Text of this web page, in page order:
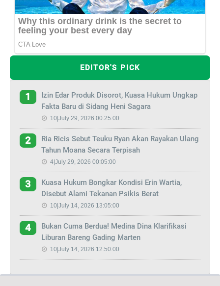
EDITOR'S PICK
1
Izin Edar Produk Disorot, Kuasa Hukum Ungkap
Fakta Baru di Sidang Heni Sagara
10|July 29, 2026 00:25:00
2
Ria Ricis Sebut Teuku Ryan Akan Rayakan Ulang
Tahun Moana Secara Terpisah
4|July 29, 2026 00:05:00
3
Kuasa Hukum Bongkar Kondisi Erin Wartia,
Disebut Alami Tekanan Psikis Berat
10|July 14, 2026 13:05:00
4
Bukan Cuma Berdua! Medina Dina Klarifikasi
Liburan Bareng Gading Marten
10|July 14, 2026 12:50:00